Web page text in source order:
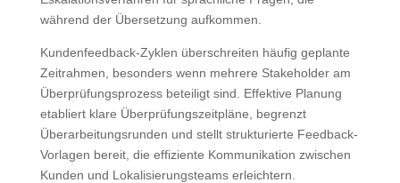
während der Übersetzung aufkommen.
Kundenfeedback-Zyklen überschreiten häufig geplante
Zeitrahmen, besonders wenn mehrere Stakeholder am
Überprüfungsprozess beteiligt sind. Effektive Planung
etabliert klare Überprüfungszeitpläne, begrenzt
Überarbeitungsrunden und stellt strukturierte Feedback-
Vorlagen bereit, die effiziente Kommunikation zwischen
Kunden und Lokalisierungsteams erleichtern.